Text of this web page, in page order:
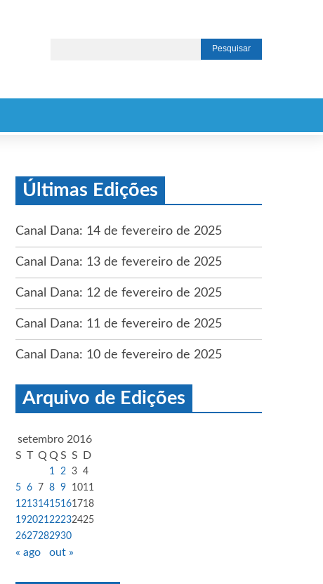
Últimas Edições
Canal Dana: 14 de fevereiro de 2025
Canal Dana: 13 de fevereiro de 2025
Canal Dana: 12 de fevereiro de 2025
Canal Dana: 11 de fevereiro de 2025
Canal Dana: 10 de fevereiro de 2025
Arquivo de Edições
setembro 2016
S T Q Q S S D
1 2 3 4
5 6 7 8 9 1011
12131415161718
19202122232425
2627282930
« ago out »